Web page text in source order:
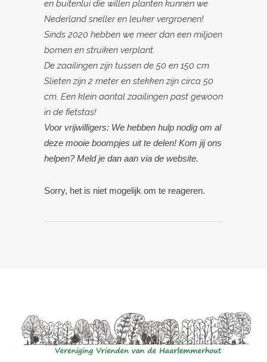
en buitenlui die willen planten kunnen we
Nederland sneller en leuker vergroenen!
Sinds 2020 hebben we meer dan een miljoen
bomen en struiken verplant.
De zaailingen zijn tussen de 50 en 150 cm.
Slieten zijn 2 meter en stekken zijn circa 50
cm. Een klein aantal zaailingen past gewoon
in de fietstas!
Voor vrijwilligers: We hebben hulp nodig om al
deze mooie boompjes uit te delen! Kom jij ons
helpen? Meld je dan aan via de website.
Sorry, het is niet mogelijk om te reageren.